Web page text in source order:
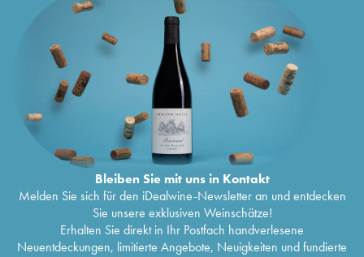
Bleiben Sie mit uns in Kontakt
Melden Sie sich für den iDealwine-Newsletter an und entdecken
Sie unsere exklusiven Weinschätze!
Erhalten Sie direkt in Ihr Postfach handverlesene
Neuentdeckungen, limitierte Angebote, Neuigkeiten und fundierte